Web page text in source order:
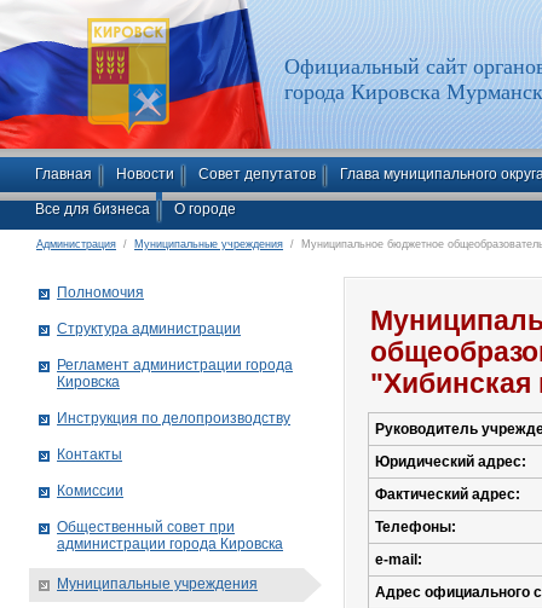
Официальный сайт
города Кировска
Главная Новости Совет депутатов Глава муниципального
Все для бизнеса О городе
Администрация / Муниципальные учреждения / Муниципальное бюджетное
"Хибинская
Руководитель
Юридический адрес:
Фактический адрес:
Телефоны:
e-mail:
Адрес официального
Полномочия
Структура администрации
Рег­ла­мент ад­ми­нист­ра­ции го­ро­да
Ки­ров­ска
Инструкция по делопроизводству
Контакты
Комиссии
Общественный совет при
администрации города Кировска
Муниципальные учреждения